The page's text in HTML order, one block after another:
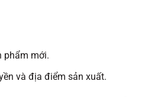
phẩm mới.
và địa điểm sản xuất.